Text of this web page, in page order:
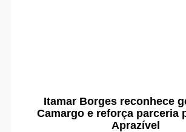
Itamar Borges reconhece
Camargo e reforça parceria
Aprazível